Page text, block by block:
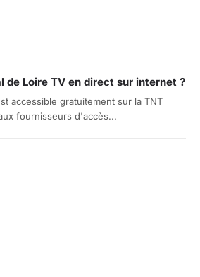
de Loire TV en direct sur internet ?
accessible gratuitement sur la TNT
fournisseurs d'accès...